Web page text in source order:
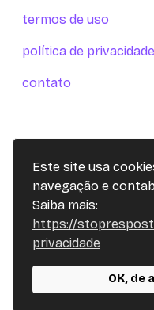
Este site usa
navegação e
Saiba mais:
https://
privacidade
OK, de
termos de uso
política de privacidade
contato